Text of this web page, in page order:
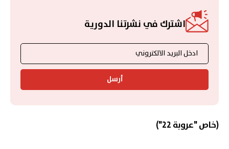
اشترك في نشرتنا الدورية
أرسل
(خاص "عروبة 22")